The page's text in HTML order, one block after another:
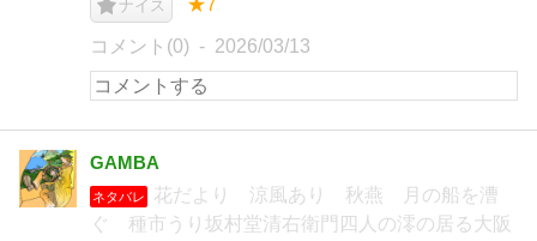
ナイス ★7
コメント(0) 2026/03/13
GAMBA
ネタバレ
花だより 涼風あり 秋燕 月の船を漕
ぐ 種市うり坂村堂清右衛門四人の澪の居る大阪